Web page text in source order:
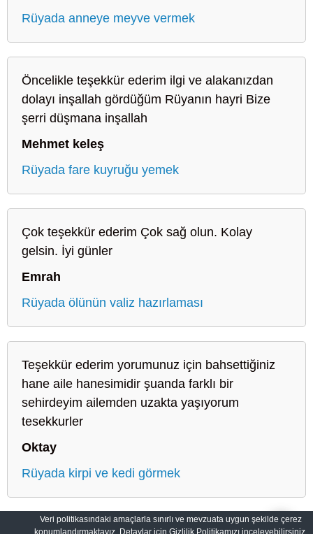
Rüyada anneye meyve vermek
Öncelikle teşekkür ederim ilgi ve alakanızdan
dolayı inşallah gördüğüm Rüyanın hayri Bize
şerri düşmana inşallah
Mehmet keleş
Rüyada fare kuyruğu yemek
Çok teşekkür ederim Çok sağ olun. Kolay
gelsin. İyi günler
Emrah
Rüyada ölünün valiz hazırlaması
Teşekkür ederim yorumunuz için bahsettiğiniz
hane aile hanesimidir şuanda farklı bir
sehirdeyim ailemden uzakta yaşıyorum
tesekkurler
Oktay
Rüyada kirpi ve kedi görmek
Veri politikasındaki amaçlarla sınırlı ve mevzuata uygun şekilde çerez
konumlandırmaktayız. Detaylar için Gizlilik Politikamızı inceleyebilirsiniz.